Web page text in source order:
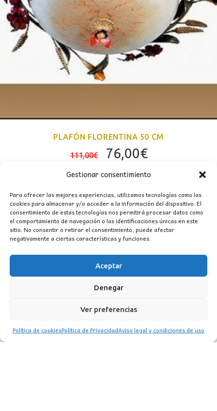
Gestionar consentimiento
Para ofrecer las mejores experiencias, utilizamos tecnologías como las
cookies para almacenar y/o acceder a la información del dispositivo. El
consentimiento de estas tecnologías nos permitirá procesar datos como
el comportamiento de navegación o las identificaciones únicas en este
sitio. No consentir o retirar el consentimiento, puede afectar
negativamente a ciertas características y funciones.
Aceptar
Denegar
Ver preferencias
Política de cookiesPolítica de PrivacidadAviso legal y condiciones de uso
PLAFÓN FLORENTINA 50 CM
111,00€
El
original
era:
111,00€.
76,00€El
actual
es:
76,00€.
WhatsApp
TikTok
Instagram